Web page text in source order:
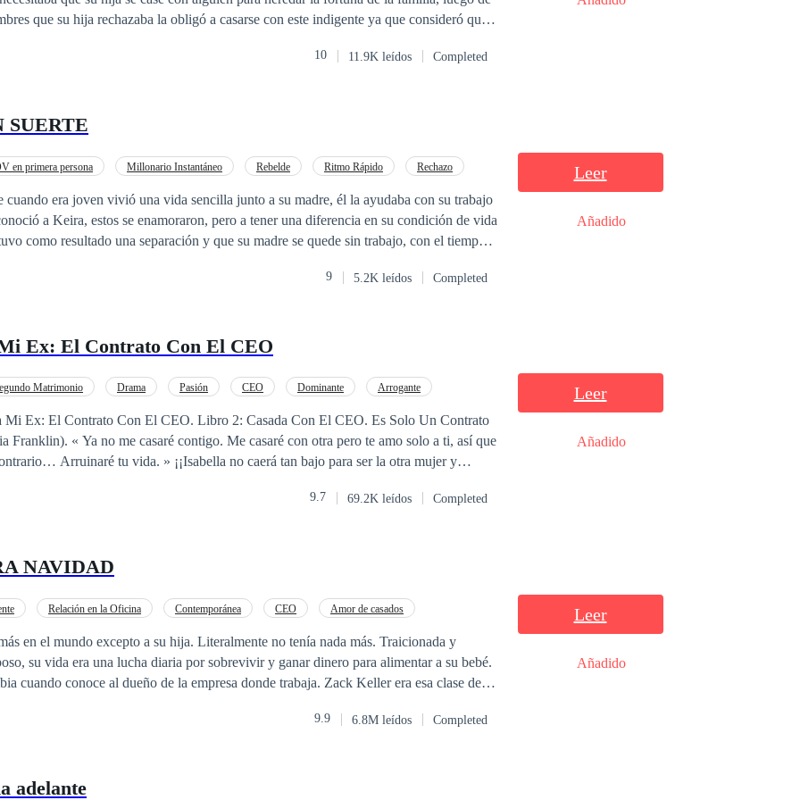
la obligó a casarse con este indigente ya que consideró que
a su alrededor.
10 11.9K leídos Completed
SUERTE
en primera persona Millonario Instantáneo Rebelde Ritmo Rápido
Rechazo
cuando era joven vivió una vida sencilla junto a su madre, él la ayudaba con su trabajo
a Keira, estos se enamoraron, pero a tener una diferencia en su condición de vida
como resultado una separación y que su madre se quede sin trabajo, con el tiempo
con su primer amor.
9 5.2K leídos Completed
Leer
Añadido
Ex: El Contrato Con El CEO
Matrimonio Drama Pasión CEO Dominante
Arrogante
El CEO. Libro 2: Casada Con El CEO. Es Solo Un Contrato
otra pero te amo solo a ti, así que
» ¡¡Isabella no caerá tan bajo para ser la otra mujer y
de su ex prometido. Jameson Howard el primer amor de Isabella,
como para ser rechazado ahora que Isabella
en su corazón?
9.7 69.2K leídos Completed
Leer
Añadido
NAVIDAD
Relación en la Oficina Contemporánea CEO
Amor de casados
en el mundo excepto a su hija. Literalmente no tenía nada más. Traicionada y
su vida era una lucha diaria por sobrevivir y ganar dinero para alimentar a su bebé.
cuando conoce al dueño de la empresa donde trabaja. Zack Keller era esa clase de
magnate de la industria deportiva, con una de las mayores agencias de representación
era algo de lo que no se podía retractar. Cuando debe volver a los Alpes
9.9 6.8M leídos Completed
Leer
Añadido
adelante